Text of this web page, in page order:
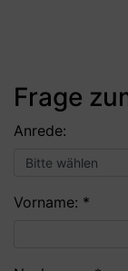
Frage
Anrede:
Vorname: *